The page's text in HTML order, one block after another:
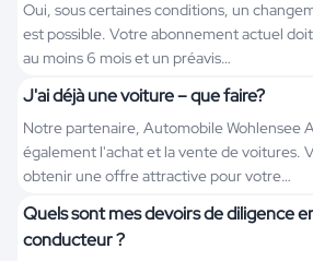
Oui, sous certaines conditions, un
est possible. Votre abonnement actuel
au moins 6 mois et un préavis…
J'ai déjà une voiture – que faire?
Notre partenaire, Automobile Wohlensee
également l'achat et la vente de voitures.
obtenir une offre attractive pour votre…
Quels sont mes devoirs de diligence
conducteur ?